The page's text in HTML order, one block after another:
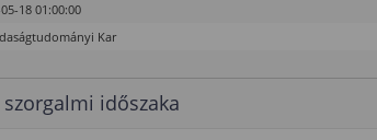
18 01:00:00
Kar
időszaka